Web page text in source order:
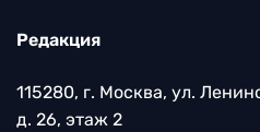
Редакция
115280, г. Москва, ул.
д. 26, этаж 2